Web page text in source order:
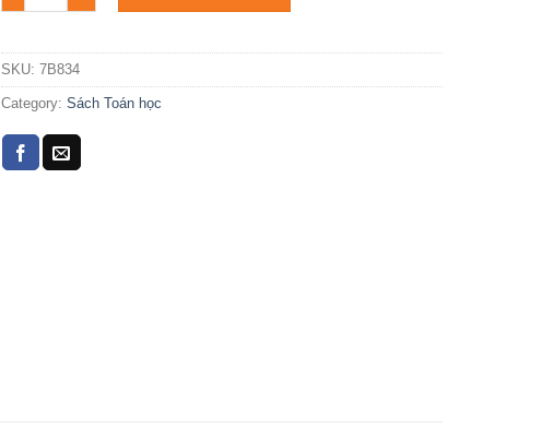
SKU: 7B834
Category: Sách Toán học